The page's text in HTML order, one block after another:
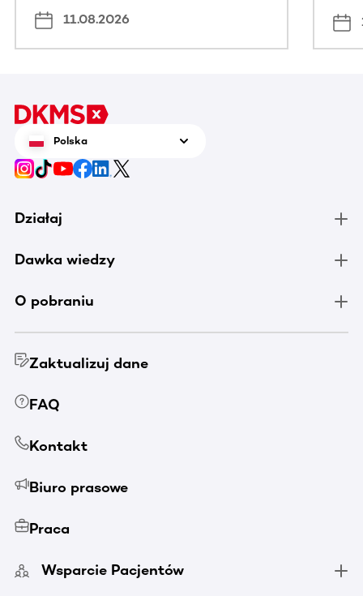
11.08.2026
Polska
Działaj
Dawka wiedzy
O pobraniu
Zaktualizuj dane
FAQ
Kontakt
Biuro prasowe
Praca
Wsparcie Pacjentów